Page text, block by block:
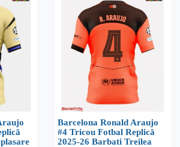
Barcelona Ronald Araujo
#4 Tricou Fotbal Replică
2025-26 Barbati Treilea